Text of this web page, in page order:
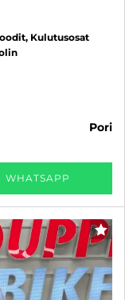
Kulutusosat
pori
WHATSAPP